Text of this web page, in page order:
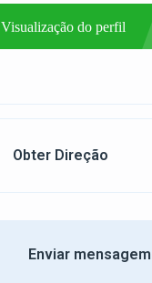
Visualização do perfil
Obter Direção
Enviar mensagem